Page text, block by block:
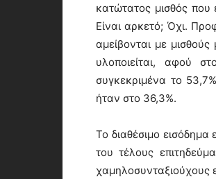
κατώτατος μισθός που
Είναι αρκετό; Όχι.
αμείβονται με
υλοποιείται, αφού
συγκεκριμένα το
ήταν στο 36,3%.
Το διαθέσιμο
του τέλους
χαμηλοσυνταξιούχους